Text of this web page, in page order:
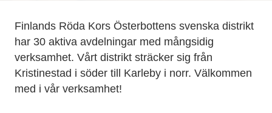
Finlands Röda Kors Österbottens svenska distrikt
har 30 aktiva avdelningar med mångsidig
verksamhet. Vårt distrikt sträcker sig från
Kristinestad i söder till Karleby i norr. Välkommen
med i vår verksamhet!